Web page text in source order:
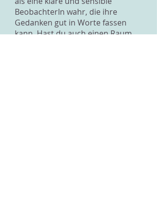
BeobachterIn wahr, die ihre
Gedanken gut in Worte fassen
kann. Hast du auch einen Raum,